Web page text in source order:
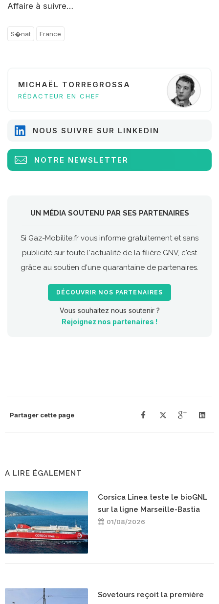
Affaire à suivre…
S�nat France
MICHAËL TORREGROSSA
RÉDACTEUR EN CHEF
NOUS SUIVRE SUR LINKEDIN
NOTRE NEWSLETTER
UN MÉDIA SOUTENU PAR SES PARTENAIRES
Si Gaz-Mobilite.fr vous informe gratuitement et sans
publicité sur toute l'actualité de la filière GNV, c'est
grâce au soutien d'une quarantaine de partenaires.
DÉCOUVRIR NOS PARTENAIRES
Vous souhaitez nous soutenir ?
Rejoignez nos partenaires !
Partager cette page
A LIRE ÉGALEMENT
Corsica Linea teste le bioGNL
sur la ligne Marseille-Bastia
01/08/2026
Sovetours reçoit la première